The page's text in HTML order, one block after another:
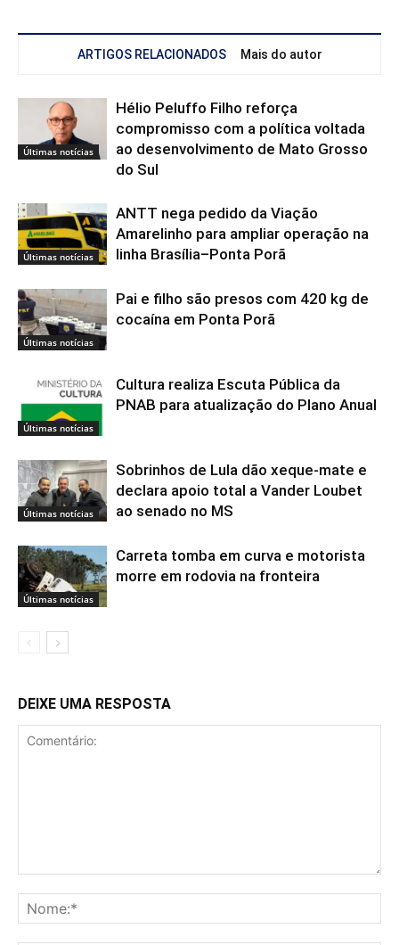
ARTIGOS RELACIONADOS Mais do autor
Últimas notícias
Hélio Peluffo Filho reforça
compromisso com a política voltada
ao desenvolvimento de Mato Grosso
do Sul
Últimas notícias
ANTT nega pedido da Viação
Amarelinho para ampliar operação na
linha Brasília–Ponta Porã
Últimas notícias
Pai e filho são presos com 420 kg de
cocaína em Ponta Porã
Últimas notícias
Cultura realiza Escuta Pública da
PNAB para atualização do Plano Anual
Últimas notícias
Sobrinhos de Lula dão xeque-mate e
declara apoio total a Vander Loubet
ao senado no MS
Últimas notícias
Carreta tomba em curva e motorista
morre em rodovia na fronteira
DEIXE UMA RESPOSTA